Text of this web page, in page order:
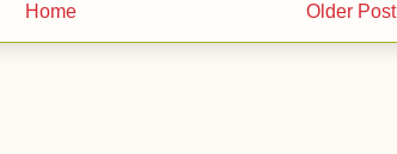
Older Post
Home